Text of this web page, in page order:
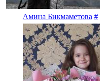
Амина Бикмаметова #